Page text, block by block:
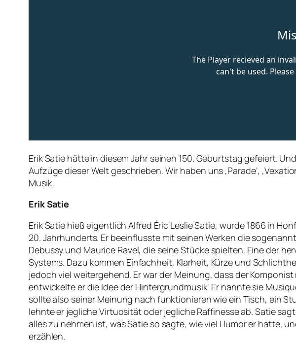
Erik Satie hätte in diesem Jahr seinen 150. Geburtstag gefeiert.
Aufzüge dieser Welt geschrieben. Wir haben uns ‚Parade‘,
Musik.
Erik Satie
Erik Satie hieß eigentlich Alfred Éric Leslie Satie, wurde 1866 in
20. Jahrhunderts. Er beeinflusste mit seinen Werken die
Debussy und Maurice Ravel, die seine Stücke spielten. Eine der
Systems. Dazu kommen Einfachheit, Klarheit, Kürze und
jedoch viel weitergehend. Er war der Meinung, dass der
entwickelte er die Idee der Hintergrundmusik. Er nannte sie
sollte also seiner Meinung nach funktionieren wie ein Tisch, ein
lehnte er jegliche Virtuosität oder jegliche Raffinesse ab. Satie
alles zu nehmen ist, was Satie so sagte, wie viel Humor er hatte,
erzählen.